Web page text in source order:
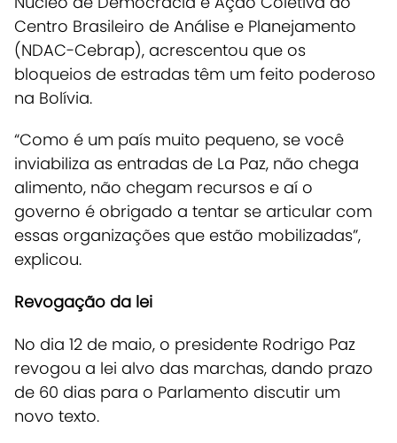
Centro Brasileiro de Análise e Planejamento
(NDAC-Cebrap), acrescentou que os
bloqueios de estradas têm um feito poderoso
na Bolívia.
“Como é um país muito pequeno, se você
inviabiliza as entradas de La Paz, não chega
alimento, não chegam recursos e aí o
governo é obrigado a tentar se articular com
essas organizações que estão mobilizadas”,
explicou.
Revogação da lei
No dia 12 de maio, o presidente Rodrigo Paz
revogou a lei alvo das marchas, dando prazo
de 60 dias para o Parlamento discutir um
novo texto.